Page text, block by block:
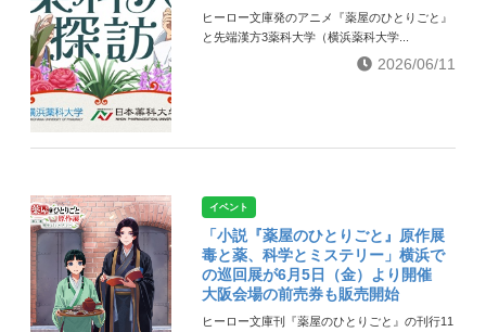
ヒーロー文庫発のアニメ『薬屋のひとりごと』
と先端漢方3薬科大学（横浜薬科大学...
2026/06/11
イベント
「小説『薬屋のひとりごと』原作展
毒と薬、科学とミステリー」横浜で
の巡回展が6月5日（金）より開催
大阪会場の前売券も販売開始
ヒーロー文庫刊『薬屋のひとりごと』の刊行11